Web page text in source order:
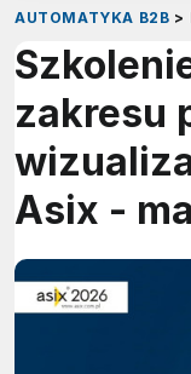
AUTOMATYKA B2B >
zakresu
Asix -